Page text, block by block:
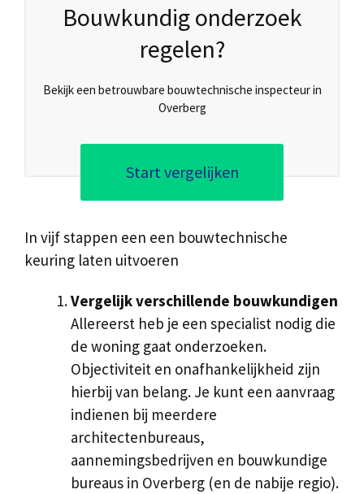
Bouwkundig onderzoek
regelen?
Bekijk een betrouwbare bouwtechnische inspecteur in
Overberg
Start vergelijken
In vijf stappen een een bouwtechnische
keuring laten uitvoeren
Vergelijk verschillende bouwkundigen
Allereerst heb je een specialist nodig die
de woning gaat onderzoeken.
Objectiviteit en onafhankelijkheid zijn
hierbij van belang. Je kunt een aanvraag
indienen bij meerdere
architectenbureaus,
aannemingsbedrijven en bouwkundige
bureaus in Overberg (en de nabije regio).